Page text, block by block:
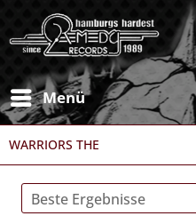
Menü
WARRIORS THE